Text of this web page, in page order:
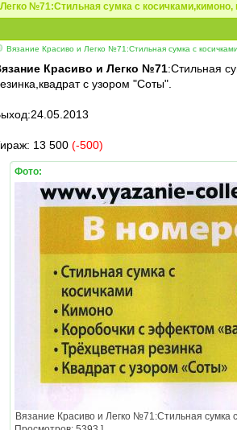
№71:Стильная сумка с
Вязание Красиво и Легко №71:Стильная сумка с
Красиво и Легко №71:Стильная
с узором "Соты".
13 500 (-500)
Фото:
Вязание Красиво и Легко №71:Стильная сумка